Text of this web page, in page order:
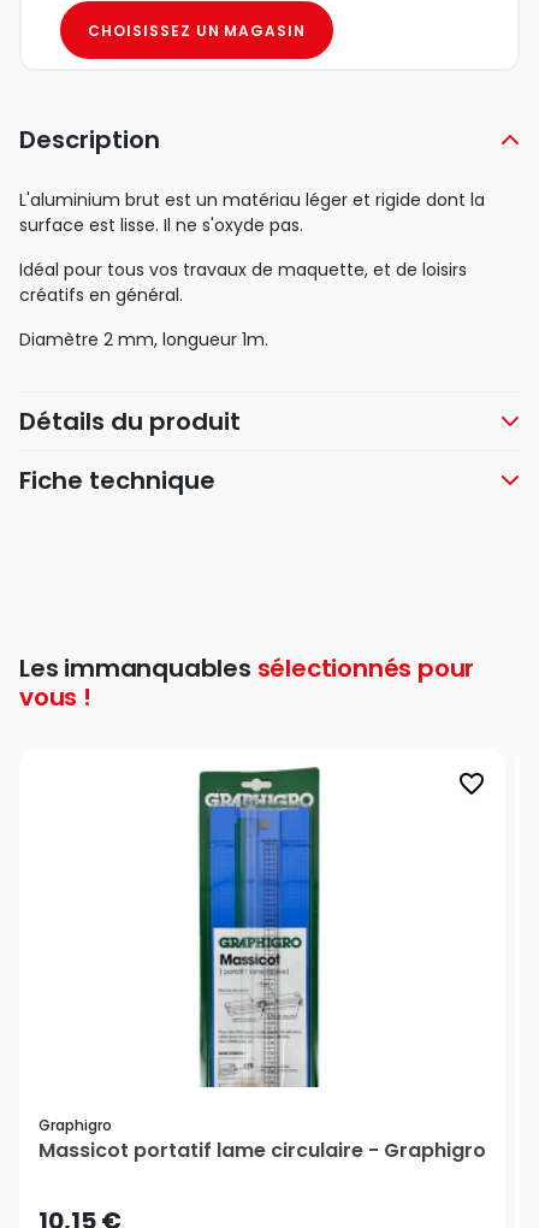
CHOISISSEZ UN MAGASIN
Description
L'aluminium brut est un matériau léger et rigide dont la
surface est lisse. Il ne s'oxyde pas.
Idéal pour tous vos travaux de maquette, et de loisirs
créatifs en général.
Diamètre 2 mm, longueur 1m.
Détails du produit
Fiche technique
Les immanquables sélectionnés pour
vous !
favorite_border
Graphigro
Massicot portatif lame circulaire - Graphigro
10,15 €